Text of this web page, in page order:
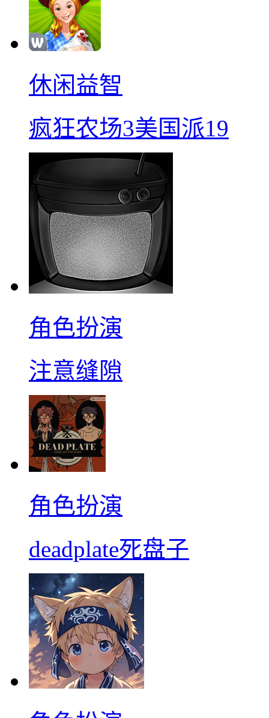
休闲益智
疯狂农场3美国派19
角色扮演
注意缝隙
角色扮演
deadplate死盘子